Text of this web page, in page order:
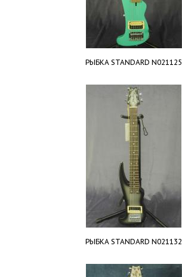
РЫБКА STANDARD N021125
РЫБКА STANDARD N021132